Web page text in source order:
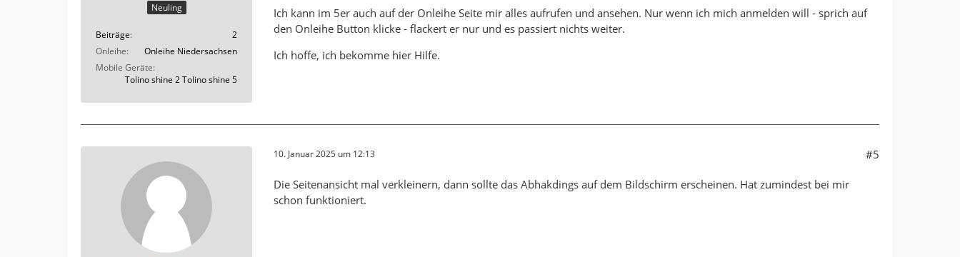
Neuling
Beiträge
2
Onleihe
Onleihe Niedersachsen
Mobile Geräte
Tolino shine 2 Tolino shine 5
Ich kann im 5er auch auf der Onleihe Seite mir alles aufrufen und ansehen. Nur wenn ich mich anmelden will - sprich auf
den Onleihe Button klicke - flackert er nur und es passiert nichts weiter.
Ich hoffe, ich bekomme hier Hilfe.
10. Januar 2025 um 12:13 #5
Die Seitenansicht mal verkleinern, dann sollte das Abhakdings auf dem Bildschirm erscheinen. Hat zumindest bei mir
schon funktioniert.